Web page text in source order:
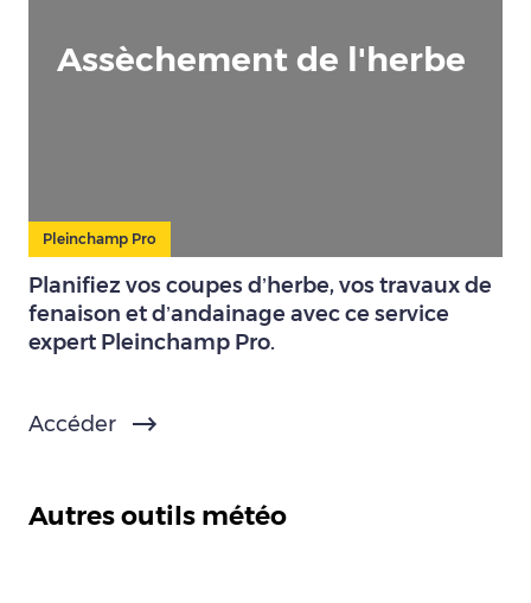
Assèchement de l'herbe
Pleinchamp Pro
Planifiez vos coupes d’herbe, vos travaux de
fenaison et d’andainage avec ce service
expert Pleinchamp Pro.
Accéder
Autres outils météo